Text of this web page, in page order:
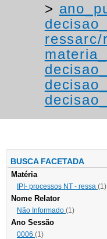
>
BUSCA FACETADA
Matéria
IPI- processos NT - ressa (1)
Nome Relator
Não Informado (1)
Ano Sessão
0006 (1)